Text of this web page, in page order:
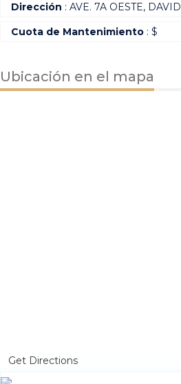
Dirección : AVE. 7A OESTE, DAVID
Cuota de Mantenimiento : $
Ubicación en el mapa
Get Directions